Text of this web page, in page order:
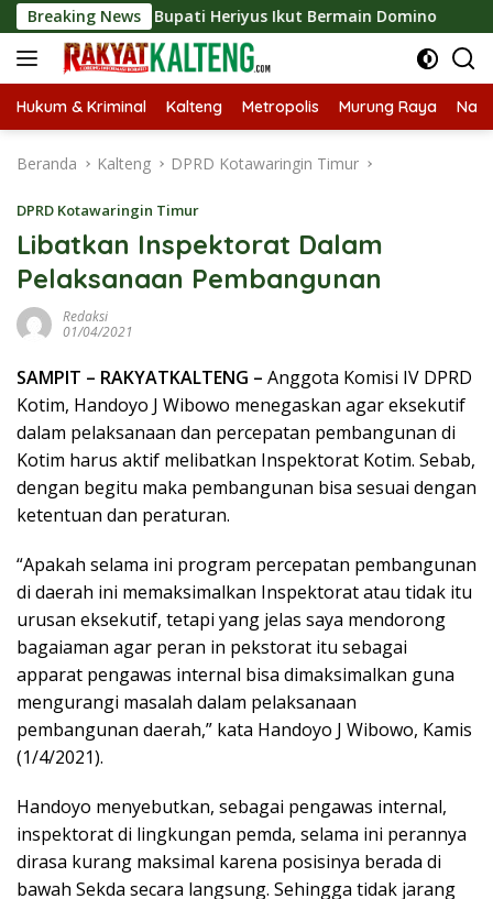
Langsung
ke
konten
Breaking News
2026, Bupati Heriyus Ikut Bermain Domino Tekan
Hukum & Kriminal Kalteng Metropolis Murung Raya
Beranda Kalteng DPRD Kotawaringin Timur
DPRD Kotawaringin Timur
Libatkan Inspektorat Dalam
Pelaksanaan Pembangunan
Redaksi
01/04/2021
SAMPIT – RAKYATKALTENG – Anggota Komisi IV DPRD
Kotim, Handoyo J Wibowo menegaskan agar eksekutif
dalam pelaksanaan dan percepatan pembangunan di
Kotim harus aktif melibatkan Inspektorat Kotim. Sebab,
dengan begitu maka pembangunan bisa sesuai dengan
ketentuan dan peraturan.
“Apakah selama ini program percepatan pembangunan
di daerah ini memaksimalkan Inspektorat atau tidak itu
urusan eksekutif, tetapi yang jelas saya mendorong
bagaiaman agar peran in pekstorat itu sebagai
apparat pengawas internal bisa dimaksimalkan guna
mengurangi masalah dalam pelaksanaan
pembangunan daerah,” kata Handoyo J Wibowo, Kamis
(1/4/2021).
Handoyo menyebutkan, sebagai pengawas internal,
inspektorat di lingkungan pemda, selama ini perannya
dirasa kurang maksimal karena posisinya berada di
bawah Sekda secara langsung. Sehingga tidak jarang